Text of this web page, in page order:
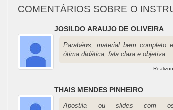
COMENTÁRIOS SOBRE O
JOSILDO ARAUJO DE OLIVEIRA:
Parabéns, material bem completo
ótima didática, fala clara e objetiva.
Realizou
THAIS MENDES PINHEIRO:
Apostila ou slides com